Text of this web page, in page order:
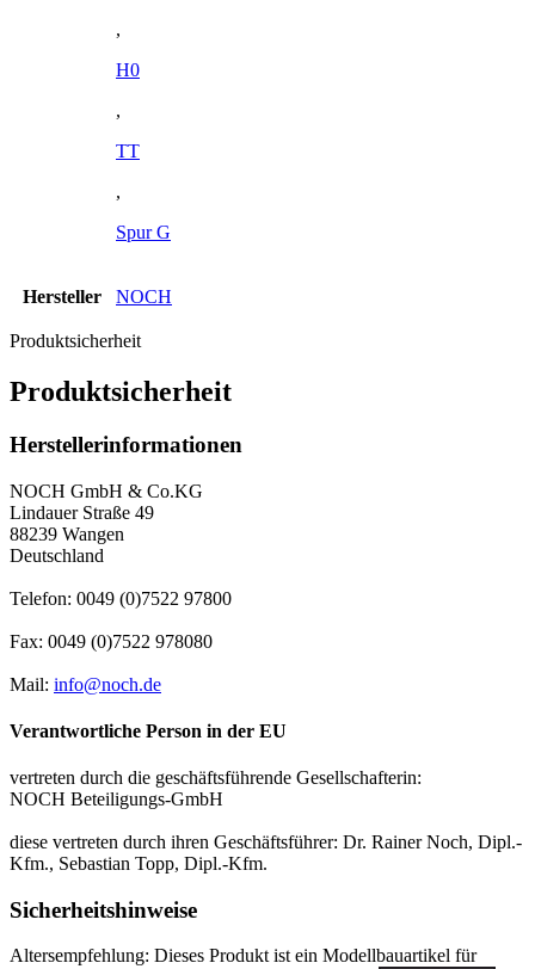
,
H0
,
TT
,
Spur G
Hersteller NOCH
Produktsicherheit
Produktsicherheit
Herstellerinformationen
NOCH GmbH & Co.KG
Lindauer Straße 49
88239 Wangen
Deutschland
Telefon: 0049 (0)7522 97800
Fax: 0049 (0)7522 978080
Mail: info@noch.de
Verantwortliche Person in der EU
vertreten durch die geschäftsführende Gesellschafterin:
NOCH Beteiligungs-GmbH
diese vertreten durch ihren Geschäftsführer: Dr. Rainer Noch, Dipl.-
Kfm., Sebastian Topp, Dipl.-Kfm.
Sicherheitshinweise
Altersempfehlung: Dieses Produkt ist ein Modellbauartikel für